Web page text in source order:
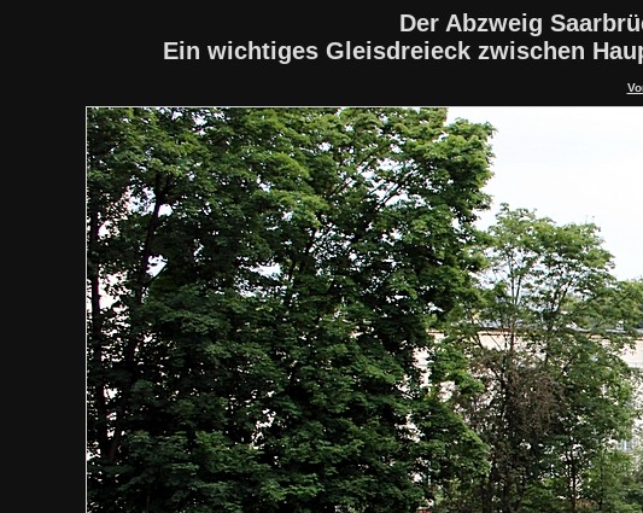
Der Abzweig
Ein wichtiges Gleisdreieck zwischen